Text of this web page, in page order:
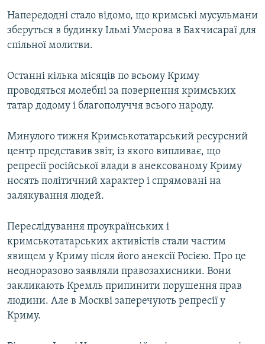
Напередодні стало відомо, що кримські мусульмани
зберуться в будинку Ільмі Умерова в Бахчисараї для
спільної молитви.
Останні кілька місяців по всьому Криму
проводяться молебні за повернення кримських
татар додому і благополуччя всього народу.
Минулого тижня Кримськотатарський ресурсний
центр представив звіт, із якого випливає, що
репресії російської влади в анексованому Криму
носять політичний характер і спрямовані на
залякування людей.
Переслідування проукраїнських і
кримськотатарських активістів стали частим
явищем у Криму після його анексії Росією. Про це
неодноразово заявляли правозахисники. Вони
закликають Кремль припинити порушення прав
людини. Але в Москві заперечують репресії у
Криму.